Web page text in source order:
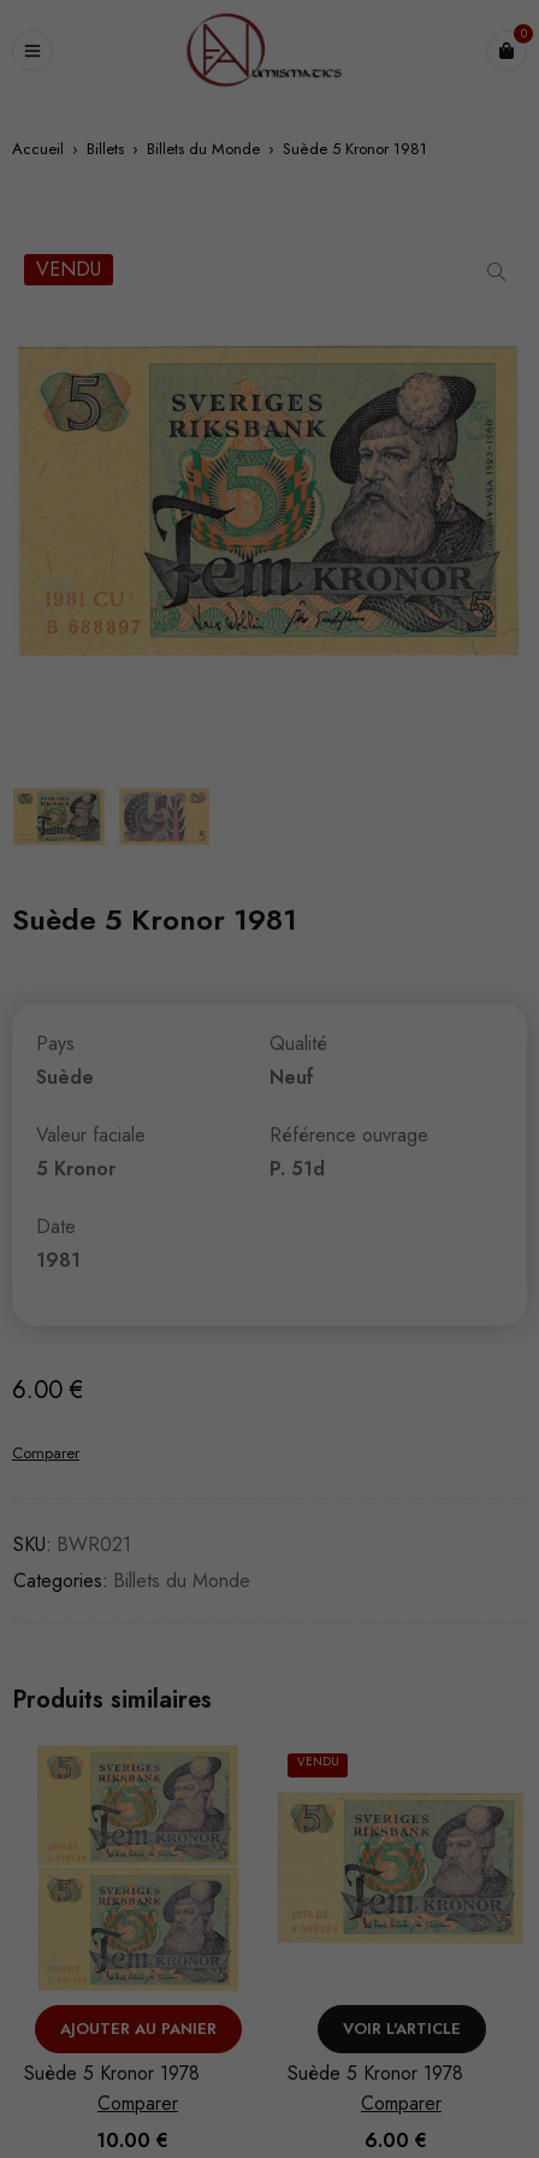
0
Accueil › Billets › Billets du Monde › Suède 5 Kronor 1981
VENDU
Suède 5 Kronor 1981
Pays
Suède
Valeur faciale
5 Kronor
Date
1981
Qualité
Neuf
Référence ouvrage
P. 51d
6.00 €
Comparer
SKU: BWR021
Categories: Billets du Monde
Produits similaires
AJOUTER AU PANIER
Suède 5 Kronor 1978
Comparer
10.00 €
VENDU
VOIR L'ARTICLE
Suède 5 Kronor 1978
Comparer
6.00 €